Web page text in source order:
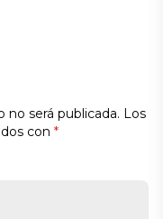
no será publicada. Los
con *